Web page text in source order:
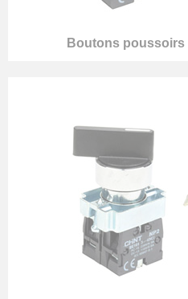
Boutons poussoirs